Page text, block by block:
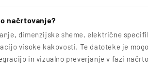
načrtovanje?
dimenzijske sheme, električne
visoke kakovosti. Te datoteke je
in vizualno preverjanje v fazi